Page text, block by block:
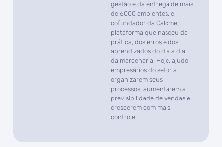
gestão e da entrega de mais
de 6000 ambientes, e
cofundador da Calcme,
plataforma que nasceu da
prática, dos erros e dos
aprendizados do dia a dia
da marcenaria. Hoje, ajudo
empresários do setor a
organizarem seus
processos, aumentarem a
previsibilidade de vendas e
crescerem com mais
controle.